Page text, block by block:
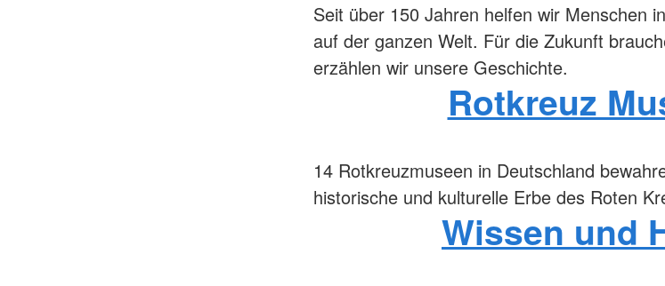
Seit über 150 Jahren helfen wir Menschen
auf der ganzen Welt. Für die Zukunft
erzählen wir unsere Geschichte.
Rotkreuz
14 Rotkreuzmuseen in Deutschland
historische und kulturelle Erbe des Roten
Wissen und